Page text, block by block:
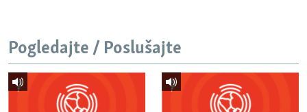
Pogledajte / Poslušajte